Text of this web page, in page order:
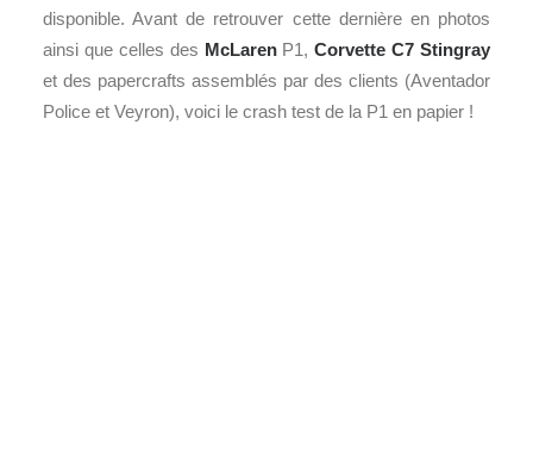
disponible. Avant de retrouver cette dernière en photos
ainsi que celles des McLarenP1,Corvette C7 Stingray
et des papercrafts assemblés par des clients (Aventador
Police et Veyron), voici le crash test de la P1 en papier !